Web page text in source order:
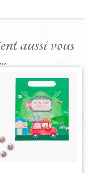
aussi vous